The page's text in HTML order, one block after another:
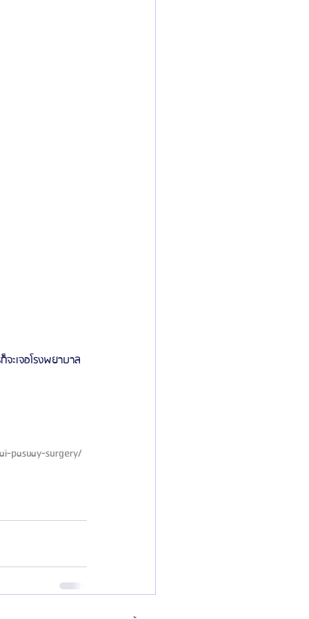
ะเจอโรงพยาบาล
pasuay-surgery/